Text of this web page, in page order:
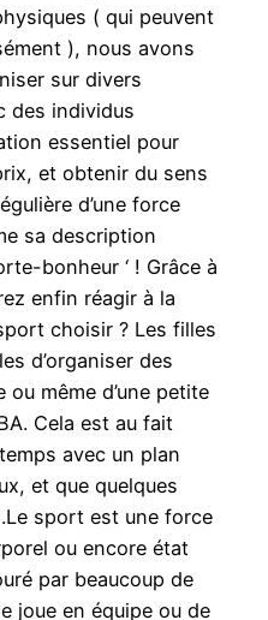
( qui peuvent
), nous avons
sur divers
des individus
essentiel pour
et obtenir du sens
d’une force
sa description
bonheur ‘ ! Grâce à
enfin réagir à la
choisir ? Les filles
d’organiser des
ou même d’une petite
Cela est au fait
avec un plan
et que quelques
sport est une force
ou encore état
par beaucoup de
joue en équipe ou de